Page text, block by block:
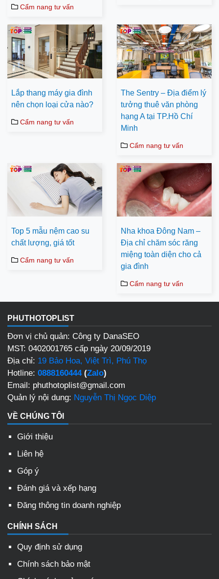
Cẩm nang tư vấn
Lắp thang máy gia đình
nên chọn loại cửa nào?
Cẩm nang tư vấn
The Sentry – Địa điểm lý
tưởng thuê văn phòng
hạng A tại TP.Hồ Chí
Minh
Cẩm nang tư vấn
Top 5 mẫu nệm cao su
chất lượng, giá tốt
Cẩm nang tư vấn
Nha khoa Đông Nam –
Địa chỉ chăm sóc răng
miệng toàn diện cho cả
gia đình
Cẩm nang tư vấn
PHUTHOTOPLIST
Đơn vị chủ quản: Công ty DanaSEO
MST: 0402001765 cấp ngày 20/09/2019
Địa chỉ: 19 Bảo Hoa, Việt Trì, Phú Thọ
Hotline: 0888160444(Zalo)
Email: phuthotoplist@gmail.com
Quản lý nội dung: Nguyễn Thị Ngọc Diệp
VỀ CHÚNG TÔI
Giới thiệu
Liên hệ
Góp ý
Đánh giá và xếp hạng
Đăng thông tin doanh nghiệp
CHÍNH SÁCH
Quy định sử dụng
Chính sách bảo mật